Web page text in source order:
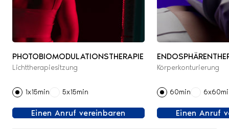
PHOTOBIOMODULATIONSTHERAPIE
Lichttherapiesitzung
1x15min 5x15min
Einen Anruf vereinbaren
Körperkonturierung
60min
Einen Anruf